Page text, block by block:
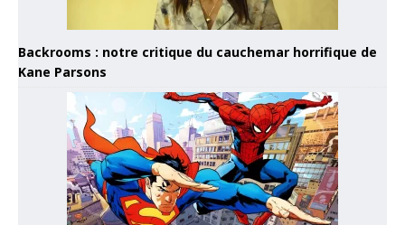
Backrooms : notre critique du cauchemar horrifique de
Kane Parsons